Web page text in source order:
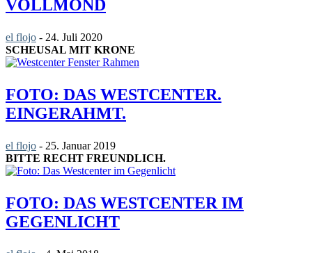
VOLLMOND
el flojo - 24. Juli 2020
SCHEUSAL MIT KRONE
FOTO: DAS WESTCENTER.
EINGERAHMT.
el flojo - 25. Januar 2019
BITTE RECHT FREUNDLICH.
FOTO: DAS WESTCENTER IM
GEGENLICHT